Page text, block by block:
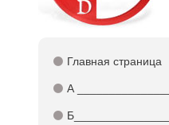
⚫ Главная страница
⚫ А
⚫